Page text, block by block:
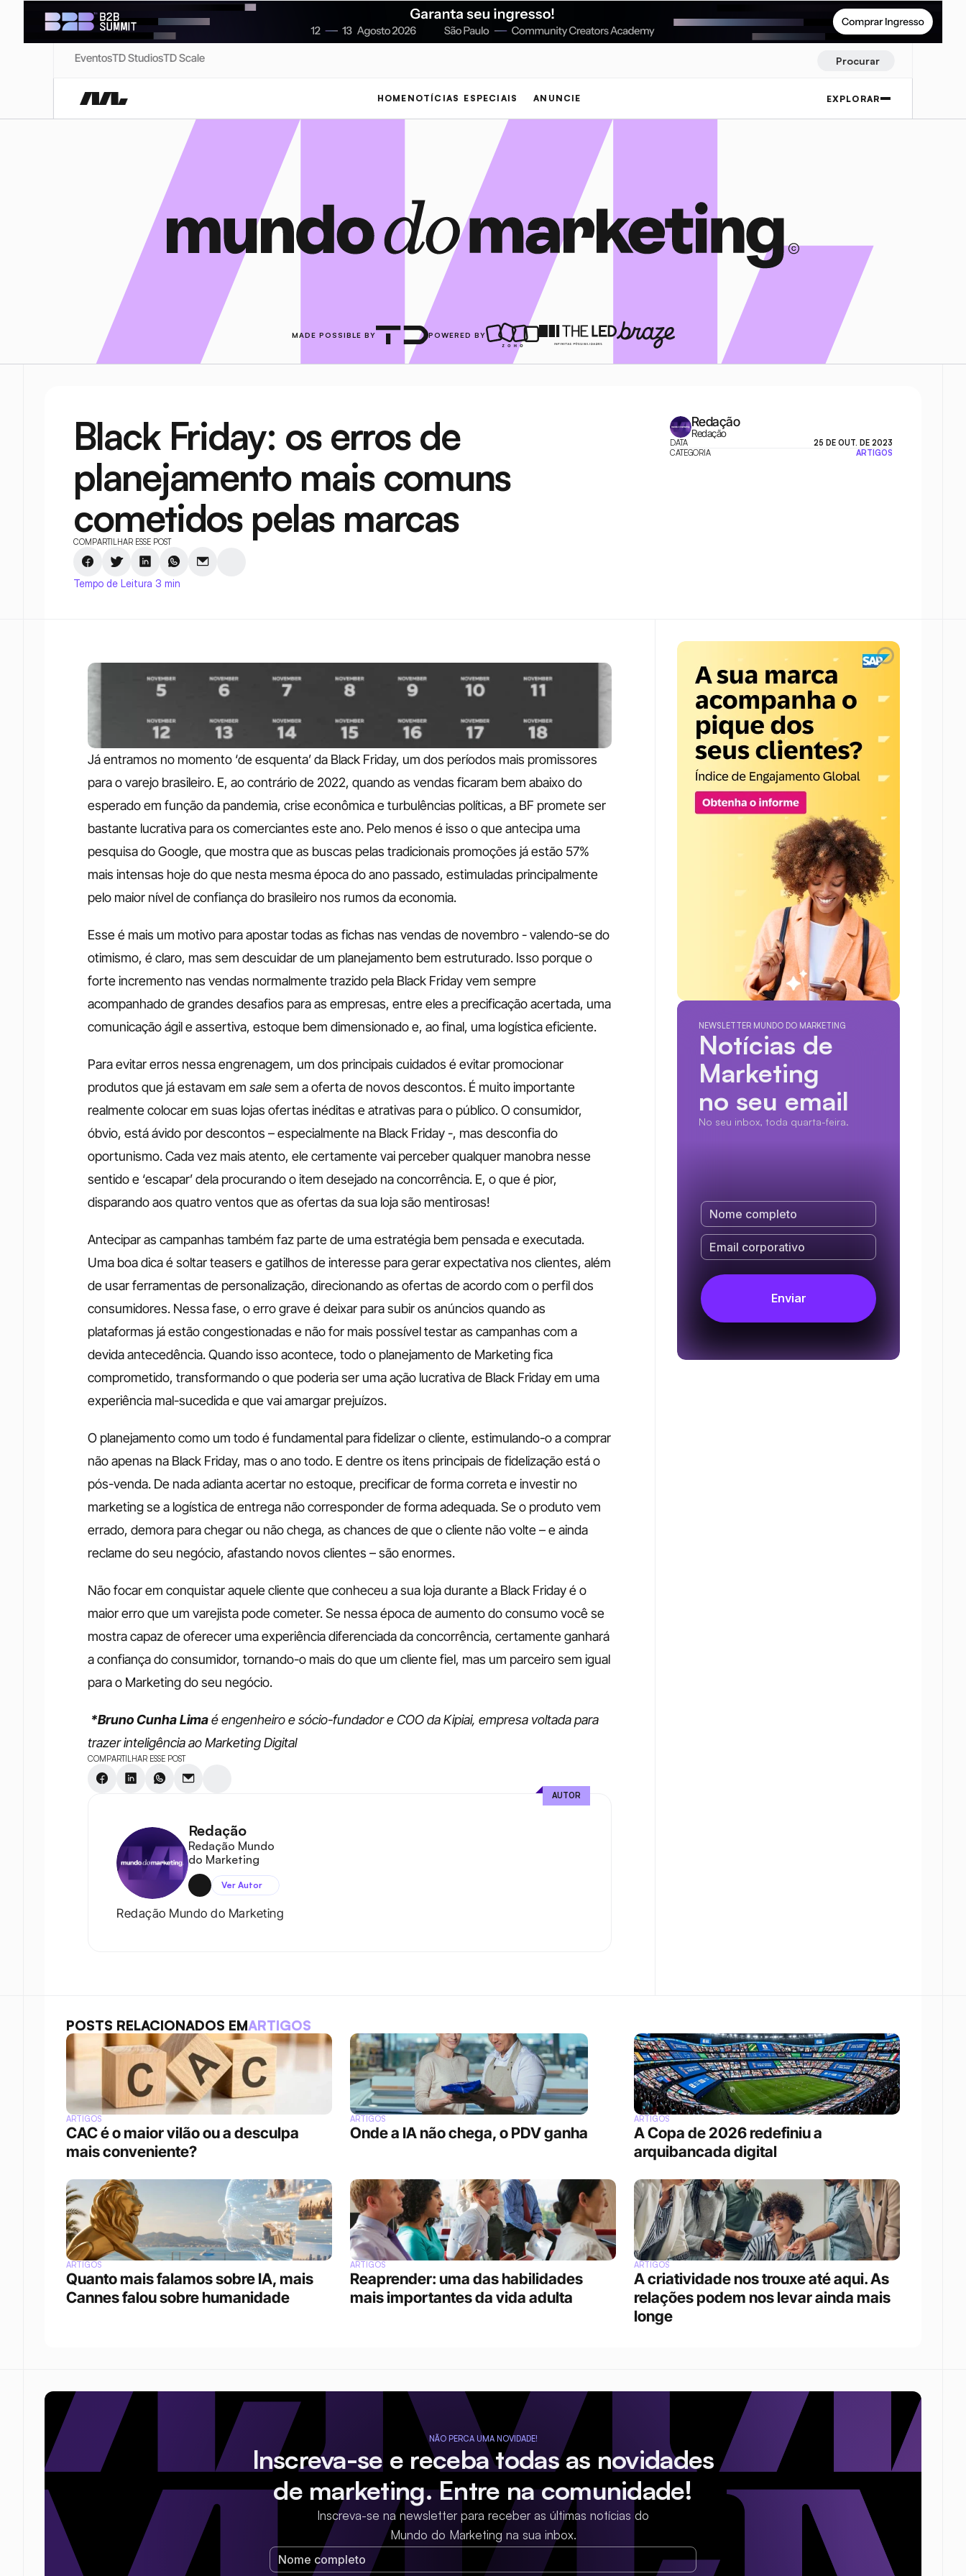
EventosTD StudiosTD Scale Procurar
HOME NOTÍCIAS ESPECIAIS ANUNCIE EXPLORAR
MADE POSSIBLE BY POWERED BY
Black Friday: os erros de
planejamento mais comuns
cometidos pelas marcas
COMPARTILHAR ESSE POST
Tempo de Leitura 3 min
Redação
Redação
DATA
25 DE OUT. DE 2023
CATEGORIA
ARTIGOS
Já entramos no momento ‘de esquenta’ da Black Friday, um dos períodos mais promissores
para o varejo brasileiro. E, ao contrário de 2022, quando as vendas ficaram bem abaixo do
esperado em função da pandemia, crise econômica e turbulências políticas, a BF promete ser
bastante lucrativa para os comerciantes este ano. Pelo menos é isso o que antecipa uma
pesquisa do Google, que mostra que as buscas pelas tradicionais promoções já estão 57%
mais intensas hoje do que nesta mesma época do ano passado, estimuladas principalmente
pelo maior nível de confiança do brasileiro nos rumos da economia.
Esse é mais um motivo para apostar todas as fichas nas vendas de novembro - valendo-se do
otimismo, é claro, mas sem descuidar de um planejamento bem estruturado. Isso porque o
forte incremento nas vendas normalmente trazido pela Black Friday vem sempre
acompanhado de grandes desafios para as empresas, entre eles a precificação acertada, uma
comunicação ágil e assertiva, estoque bem dimensionado e, ao final, uma logística eficiente.
Para evitar erros nessa engrenagem, um dos principais cuidados é evitar promocionar
produtos que já estavam em sale sem a oferta de novos descontos. É muito importante
realmente colocar em suas lojas ofertas inéditas e atrativas para o público. O consumidor,
óbvio, está ávido por descontos – especialmente na Black Friday -, mas desconfia do
oportunismo. Cada vez mais atento, ele certamente vai perceber qualquer manobra nesse
sentido e ‘escapar’ dela procurando o item desejado na concorrência. E, o que é pior,
disparando aos quatro ventos que as ofertas da sua loja são mentirosas!
Antecipar as campanhas também faz parte de uma estratégia bem pensada e executada.
Uma boa dica é soltar teasers e gatilhos de interesse para gerar expectativa nos clientes, além
de usar ferramentas de personalização, direcionando as ofertas de acordo com o perfil dos
consumidores. Nessa fase, o erro grave é deixar para subir os anúncios quando as
plataformas já estão congestionadas e não for mais possível testar as campanhas com a
devida antecedência. Quando isso acontece, todo o planejamento de Marketing fica
comprometido, transformando o que poderia ser uma ação lucrativa de Black Friday em uma
experiência mal-sucedida e que vai amargar prejuízos.
O planejamento como um todo é fundamental para fidelizar o cliente, estimulando-o a comprar
não apenas na Black Friday, mas o ano todo. E dentre os itens principais de fidelização está o
pós-venda. De nada adianta acertar no estoque, precificar de forma correta e investir no
marketing se a logística de entrega não corresponder de forma adequada. Se o produto vem
errado, demora para chegar ou não chega, as chances de que o cliente não volte – e ainda
reclame do seu negócio, afastando novos clientes – são enormes.
Não focar em conquistar aquele cliente que conheceu a sua loja durante a Black Friday é o
maior erro que um varejista pode cometer. Se nessa época de aumento do consumo você se
mostra capaz de oferecer uma experiência diferenciada da concorrência, certamente ganhará
a confiança do consumidor, tornando-o mais do que um cliente fiel, mas um parceiro sem igual
para o Marketing do seu negócio.
*Bruno Cunha Limaé engenheiro e sócio-fundador e COO daKipiai, empresa voltada para
trazer inteligência ao Marketing Digital
COMPARTILHAR ESSE POST
Redação
Redação Mundo
do Marketing
Ver Autor
Redação Mundo do Marketing
AUTOR
NEWSLETTER MUNDO DO MARKETING
Notícias de
Marketing
no seu email
No seu inbox, toda quarta-feira.
POSTS RELACIONADOS EMARTIGOS
ARTIGOS
CAC é o maior vilão ou a desculpa
mais conveniente?
ARTIGOS
Onde a IA não chega, o PDV ganha
ARTIGOS
A Copa de 2026 redefiniu a
arquibancada digital
ARTIGOS
Quanto mais falamos sobre IA, mais
Cannes falou sobre humanidade
ARTIGOS
Reaprender: uma das habilidades
mais importantes da vida adulta
ARTIGOS
A criatividade nos trouxe até aqui. As
relações podem nos levar ainda mais
longe
NÃO PERCA UMA NOVIDADE!
Inscreva-se e receba todas as novidades
de marketing. Entre na comunidade!
Inscreva-se na newsletter para receber as últimas notícias do
Mundo do Marketing na sua inbox.